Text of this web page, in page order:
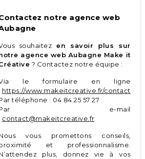
notre agence web
souhaitez en savoir plus sur
agence web Aubagne Make it
? Contactez notre équipe :
le formulaire en ligne
https://www.makeitcreative.fr/contact
téléphone : 04 84 25 57 27
e-mail
contact@makeitcreative.fr
vous promettons conseils,
et professionnalisme.
plus, donnez vie à vos